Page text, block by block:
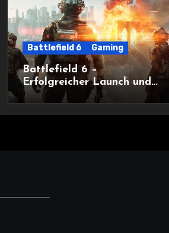
Battlefield 6 Gaming
Battlefield 6 –
Erfolgreicher Launch und
kommende Updates